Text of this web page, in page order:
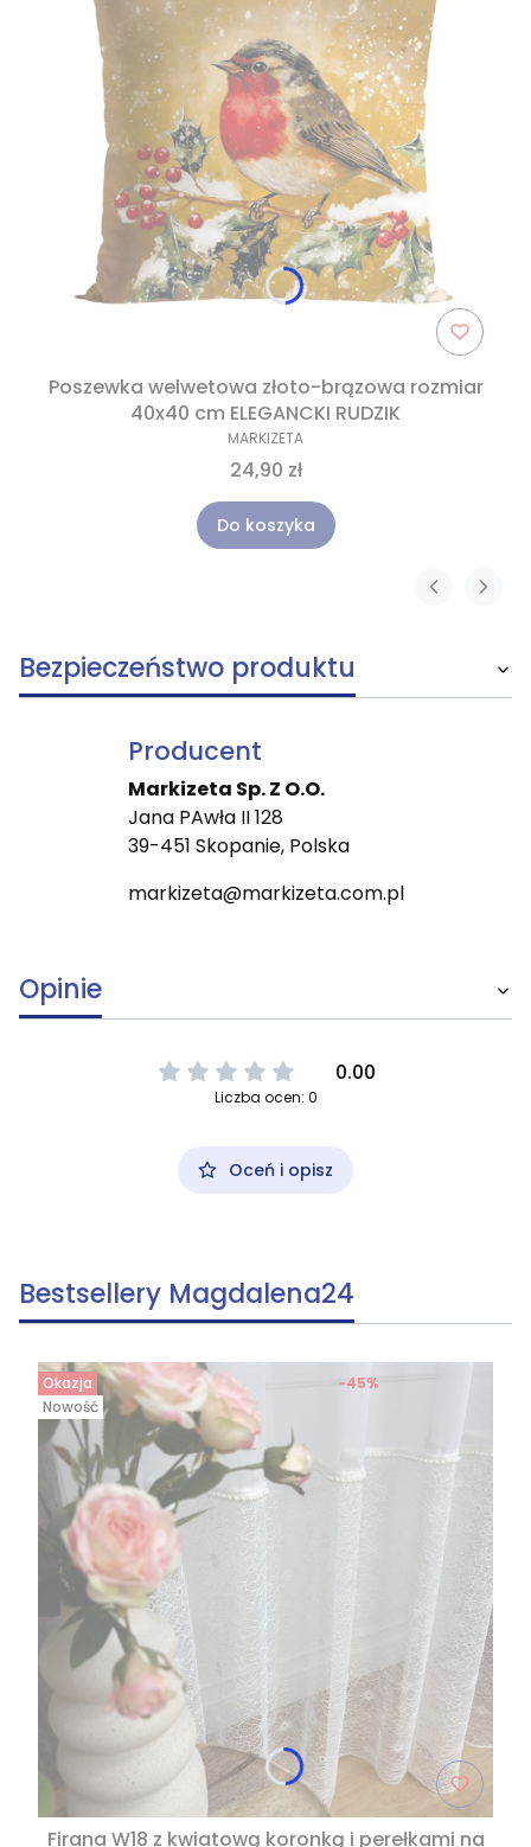
Poszewka welwetowa złoto-brązowa rozmiar
40x40 cm ELEGANCKI RUDZIK
MARKIZETA
24,90 zł
Do koszyka
Bezpieczeństwo produktu
Producent
Markizeta Sp. Z O.O.
Jana PAwła II 128
39-451 Skopanie, Polska
markizeta@markizeta.com.pl
Opinie
0.00
Liczba ocen: 0
Oceń i opisz
Bestsellery Magdalena24
Okazja
Nowość
Firana W18 z kwiatową koronką i perełkami na
-45%